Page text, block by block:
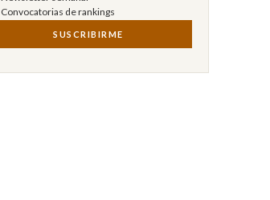
Convocatorias de rankings
SUSCRIBIRME